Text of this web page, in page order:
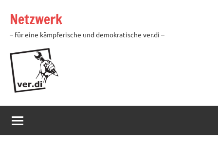
Inhalt
springen
Netzwerk
– für eine kämpferische und demokratische ver.di –